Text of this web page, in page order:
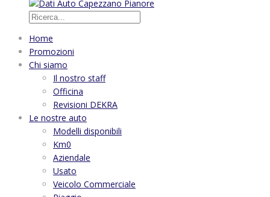
Home
Promozioni
Chi siamo
Il nostro staff
Officina
Revisioni DEKRA
Le nostre auto
Modelli disponibili
Km0
Aziendale
Usato
Veicolo Commerciale